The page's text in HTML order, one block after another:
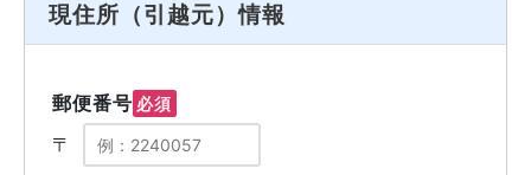
現住所（引越元）情報
郵便番号 必須
〒